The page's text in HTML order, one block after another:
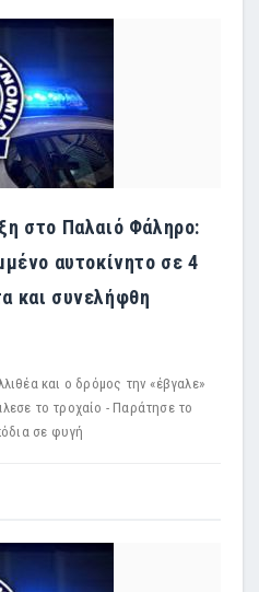
στο Παλαιό Φάληρο:
αυτοκίνητο σε 4
και συνελήφθη
και ο δρόμος την «έβγαλε»
το τροχαίο - Παράτησε το
σε φυγή